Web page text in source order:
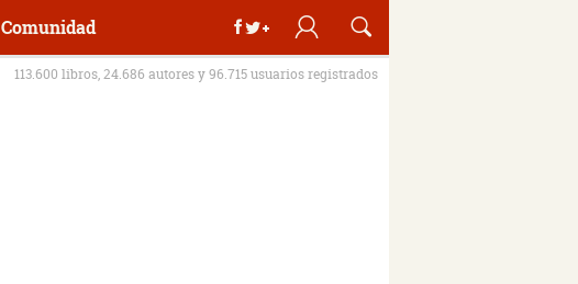
Comunidad
113.600 libros, 24.686 autores y 96.715 usuarios registrados